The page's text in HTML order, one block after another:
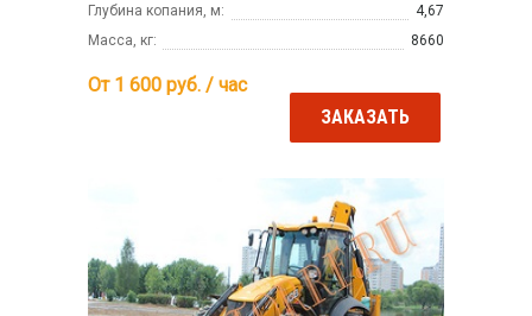
Глубина копания, м:
4,67
Масса, кг:
8660
От 1 600 руб. / час
ЗАКАЗАТЬ